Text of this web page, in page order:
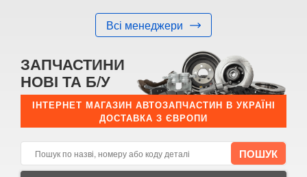
Всі менеджери
ЗАПЧАСТИНИ
НОВІ ТА Б/У
ІНТЕРНЕТ МАГАЗИН АВТОЗАПЧАСТИН В УКРАЇНІ
ДОСТАВКА З ЄВРОПИ
КУПИТИ
Оригінальний номер:
Примітка:
E-mail:
Телефон: